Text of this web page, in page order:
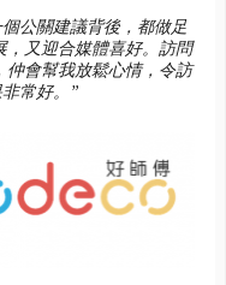
公關建議背後，都做足
，又迎合媒體喜好。訪問
仲會幫我放鬆心情，令訪
常好。”